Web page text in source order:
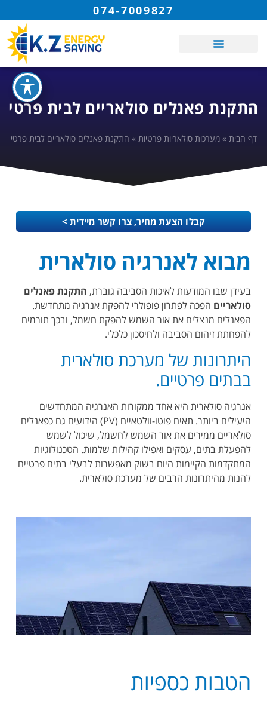
074-7009827
התקנת פאנלים סולאריים לבית פרטי
דף הבית »מערכות סולאריות פרטיות » התקנת פאנלים סולאריים לבית פרטי
קבלו הצעת מחיר, צרו קשר מיידית >
מבוא לאנרגיה סולארית
בעידן שבו המודעות לאיכות הסביבה גוברת, התקנת פאנלים
סולאריים הפכה לפתרון פופולרי להפקת אנרגיה מתחדשת.
הפאנלים מנצלים את אור השמש להפקת חשמל, ובכך תורמים
להפחתת זיהום הסביבה ולחיסכון כלכלי.
היתרונות של מערכת סולארית
בבתים פרטיים.
אנרגיה סולארית היא אחד ממקורות האנרגיה המתחדשים
היעילים ביותר. תאים פוטו-וולטאיים (PV) הידועים גם כפאנלים
סולאריים ממירים את אור השמש לחשמל, שיכול לשמש
להפעלת בתים, עסקים ואפילו קהילות שלמות. הטכנולוגיות
המתקדמות הקיימות היום בשוק מאפשרות לבעלי בתים פרטיים
להנות מהיתרונות הרבים של מערכת סולארית.
הטבות כספיות